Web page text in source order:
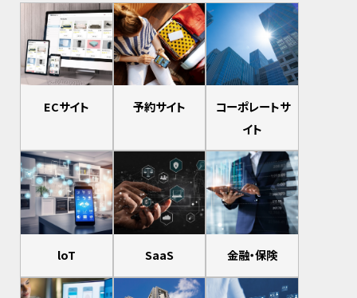
ECサイト 予約サイト
コーポレートサ
イト
loT SaaS 金融・保険